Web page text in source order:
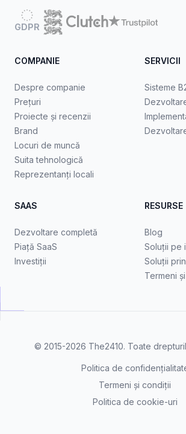
GDPR
COMPANIE
Despre companie
Prețuri
Proiecte și recenzii
Brand
Locuri de muncă
Suita tehnologică
Reprezentanți locali
SERVICII
Sisteme
SAAS
Dezvoltare completă
Piață SaaS
Investiții
RESURSE
Blog
Soluții pe
Soluții
Termeni
© 2015-2026 The2410. Toate
Politica de
Termeni și condiții
Politica de cookie-uri